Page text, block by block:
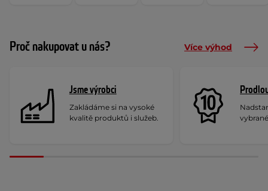
Proč nakupovat u nás? Více výhod
Jsme výrobci
Zakládáme si na vysoké
kvalitě produktů i služeb.